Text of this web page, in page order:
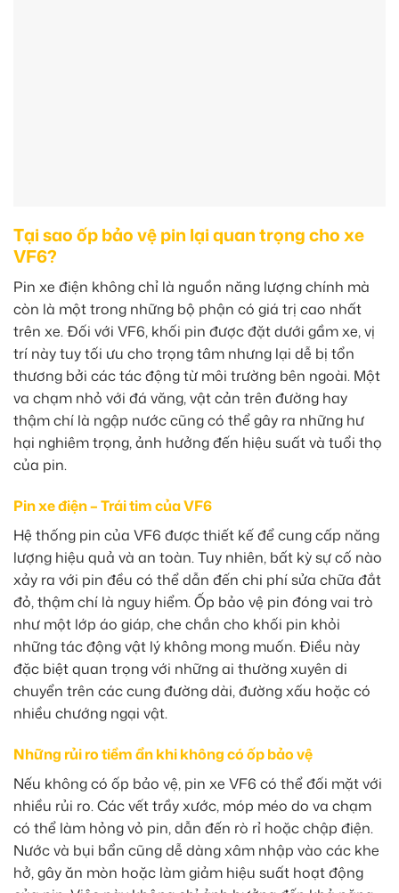
Tại sao ốp bảo vệ pin lại quan trọng cho xe
VF6?
Pin xe điện không chỉ là nguồn năng lượng chính mà
còn là một trong những bộ phận có giá trị cao nhất
trên xe. Đối với VF6, khối pin được đặt dưới gầm xe, vị
trí này tuy tối ưu cho trọng tâm nhưng lại dễ bị tổn
thương bởi các tác động từ môi trường bên ngoài. Một
va chạm nhỏ với đá văng, vật cản trên đường hay
thậm chí là ngập nước cũng có thể gây ra những hư
hại nghiêm trọng, ảnh hưởng đến hiệu suất và tuổi thọ
của pin.
Pin xe điện – Trái tim của VF6
Hệ thống pin của VF6 được thiết kế để cung cấp năng
lượng hiệu quả và an toàn. Tuy nhiên, bất kỳ sự cố nào
xảy ra với pin đều có thể dẫn đến chi phí sửa chữa đắt
đỏ, thậm chí là nguy hiểm. Ốp bảo vệ pin đóng vai trò
như một lớp áo giáp, che chắn cho khối pin khỏi
những tác động vật lý không mong muốn. Điều này
đặc biệt quan trọng với những ai thường xuyên di
chuyển trên các cung đường dài, đường xấu hoặc có
nhiều chướng ngại vật.
Những rủi ro tiềm ẩn khi không có ốp bảo vệ
Nếu không có ốp bảo vệ, pin xe VF6 có thể đối mặt với
nhiều rủi ro. Các vết trầy xước, móp méo do va chạm
có thể làm hỏng vỏ pin, dẫn đến rò rỉ hoặc chập điện.
Nước và bụi bẩn cũng dễ dàng xâm nhập vào các khe
hở, gây ăn mòn hoặc làm giảm hiệu suất hoạt động